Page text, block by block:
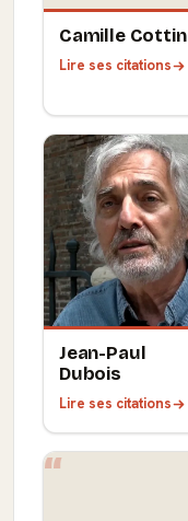
Camille Cottin
Lire ses citations
Jean-Paul
Dubois
Lire ses citations